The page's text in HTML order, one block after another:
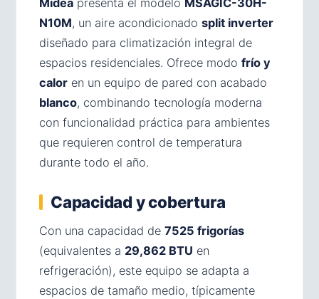
Midea presenta el modelo MSAGIC-30H-
N10M, un aire acondicionado split inverter
diseñado para climatización integral de
espacios residenciales. Ofrece modo frío y
calor en un equipo de pared con acabado
blanco, combinando tecnología moderna
con funcionalidad práctica para ambientes
que requieren control de temperatura
durante todo el año.
Capacidad y cobertura
Con una capacidad de 7525 frigorías
(equivalentes a 29,862 BTU en
refrigeración), este equipo se adapta a
espacios de tamaño medio, típicamente